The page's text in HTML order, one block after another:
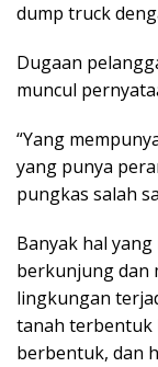
dump truck
Dugaan
muncul
“Yang
yang punya
pungkas salah
Banyak hal
berkunjung dan
lingkungan
tanah terbentuk
berbentuk, dan